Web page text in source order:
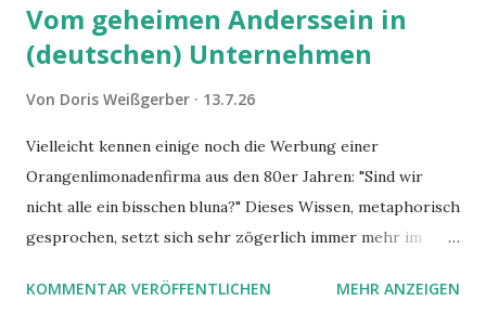
Vom geheimen Anderssein in
(deutschen) Unternehmen
Von Doris Weißgerber 13.7.26
Vielleicht kennen einige noch die Werbung einer
Orangenlimonadenfirma aus den 80er Jahren: "Sind wir
nicht alle ein bisschen bluna?" Dieses Wissen, metaphorisch
gesprochen, setzt sich sehr zögerlich immer mehr im
gleich. Im Arbeitskontext kann es zu nicht verstandenen
KOMMENTAR VERÖFFENTLICHEN MEHR ANZEIGEN